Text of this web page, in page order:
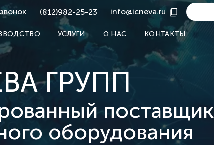
(812)982-25-23 info@icneva.ru
УСЛУГИ О НАС КОНТАКТЫ
ГРУПП
поставщик
оборудования